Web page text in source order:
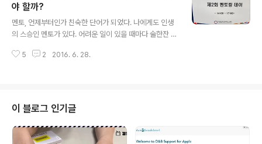
또한 비즈니스를 통해 얻고자 하는 것도 다르다. 이렇게 되
면 사업은 순식간에 나락으로 떨어진다. 공동 창업자들이
어느 순간 입을 닫게 되고, 일도 추진이 안되는 이유다. 결
여 서로의 입장에 대해 이야기하고 들으면서 서로의 간극
야 할까?
멘토, 언제부터인가 친숙한 단어가 되었다. 나에게도 인생
의 스승인 멘토가 있다. 어려운 일이 있을 때마다 술한잔 하
멘토 한명쯤은 있을 것이다. 아니, 없다면 이제는 찾아 나서
동하면 되기 때문이다. 그리고 모임에 적극적으로 나가고,
온라인 상에서도 많은 활동을 하게 되면 자연스럽게 훌륭
한 멘토와 연결이 될 수 있다. 모두의멘토 링플(www.ring
pl.com)은 멘토의 멘토링 상품을 구매해서 곧바로 멘토링
5 2 2016. 6. 28.
이 블로그 인기글